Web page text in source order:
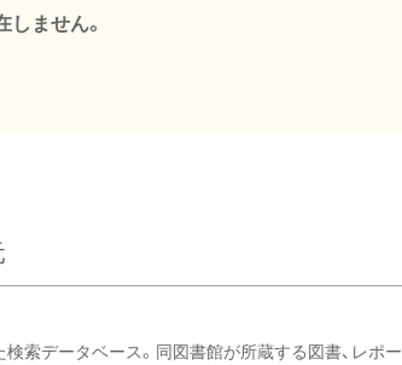
ません。
索データベース。同図書館が所蔵する図書、レポー